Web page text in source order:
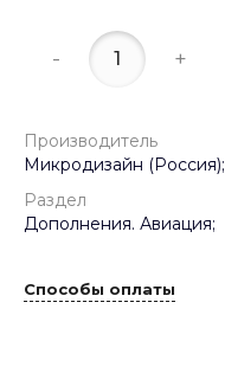
- +
Производитель
Микродизайн (Россия);
Раздел
Дополнения. Авиация;
Способы оплаты